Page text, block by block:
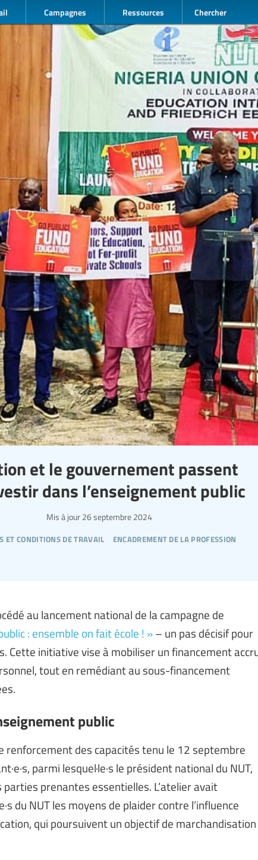
Campagnes Ressources Chercher
et le gouvernement passent
dans l’enseignement public
et conditions de travail encadrement de la profession
Mis à jour 26 septembre 2024
au lancement national de la campagne de
: ensemble on fait école ! »– un pas décisif pour
Cette initiative vise à mobiliser un financement
tout en remédiant au sous-financement
public
renforcement des capacités tenu le 12 septembre
parmi lesquel·le·s le président national du NUT,
prenantes essentielles. L’atelier avait
du NUT les moyens de plaider contre l’influence
qui poursuivent un objectif de marchandisation